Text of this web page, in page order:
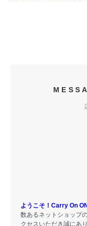
ようこそ！Carry On
数あるネットショップ
クセスいただき誠にあ